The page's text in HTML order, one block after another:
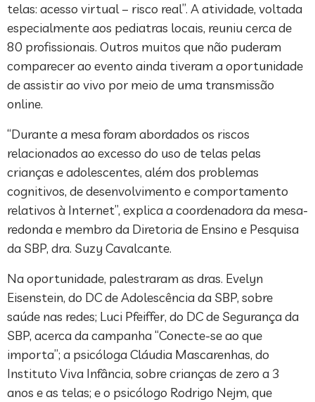
telas: acesso virtual – risco real”. A atividade, voltada
especialmente aos pediatras locais, reuniu cerca de
80 profissionais. Outros muitos que não puderam
comparecer ao evento ainda tiveram a oportunidade
de assistir ao vivo por meio de uma transmissão
online.
“Durante a mesa foram abordados os riscos
relacionados ao excesso do uso de telas pelas
crianças e adolescentes, além dos problemas
cognitivos, de desenvolvimento e comportamento
relativos à Internet”, explica a coordenadora da mesa-
redonda e membro da Diretoria de Ensino e Pesquisa
da SBP, dra. Suzy Cavalcante.
Na oportunidade, palestraram as dras. Evelyn
Eisenstein, do DC de Adolescência da SBP, sobre
saúde nas redes; Luci Pfeiffer, do DC de Segurança da
SBP, acerca da campanha “Conecte-se ao que
importa”; a psicóloga Cláudia Mascarenhas, do
Instituto Viva Infância, sobre crianças de zero a 3
anos e as telas; e o psicólogo Rodrigo Nejm, que